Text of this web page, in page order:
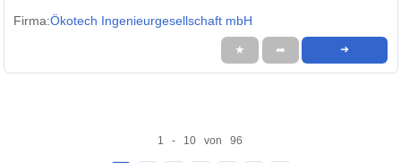
Firma:Ökotech Ingenieurgesellschaft mbH
★ ➦ ➜
1 - 10 von 96